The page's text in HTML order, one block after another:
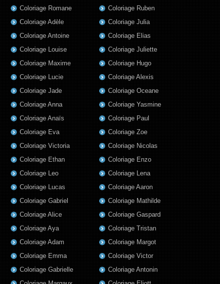
Coloriage Romane
Coloriage Adèle
Coloriage Antoine
Coloriage Louise
Coloriage Maxime
Coloriage Lucie
Coloriage Jade
Coloriage Anna
Coloriage Anaïs
Coloriage Eva
Coloriage Victoria
Coloriage Ethan
Coloriage Leo
Coloriage Lucas
Coloriage Gabriel
Coloriage Alice
Coloriage Aya
Coloriage Adam
Coloriage Emma
Coloriage Gabrielle
Coloriage Ruben
Coloriage Julia
Coloriage Elias
Coloriage Juliette
Coloriage Hugo
Coloriage Alexis
Coloriage Oceane
Coloriage Yasmine
Coloriage Paul
Coloriage Zoe
Coloriage Nicolas
Coloriage Enzo
Coloriage Lena
Coloriage Aaron
Coloriage Mathilde
Coloriage Gaspard
Coloriage Tristan
Coloriage Margot
Coloriage Victor
Coloriage Antonin